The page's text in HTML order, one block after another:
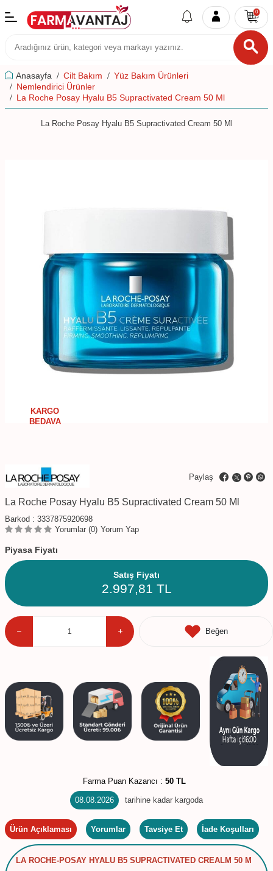
0
Anasayfa Cilt Bakım
Yüz Bakım Ürünleri
Nemlendirici Ürünler
La Roche Posay Hyalu B5 Supractivated Cream 50 Ml
La Roche Posay Hyalu B5 Supractivated Cream 50 Ml
KARGO
BEDAVA
Paylaş
La Roche Posay Hyalu B5 Supractivated Cream 50 Ml
Barkod : 3337875920698
Yorumlar (0) Yorum Yap
Piyasa Fiyatı
Satış Fiyatı
2.997,81 TL
Beğen
Farma Puan Kazancı : 50 TL
08.08.2026 tarihine kadar kargoda
Ürün Açıklaması Yorumlar Tavsiye Et İade Koşulları
LA ROCHE-POSAY HYALU B5 SUPRACTIVATED CREALM 50 M